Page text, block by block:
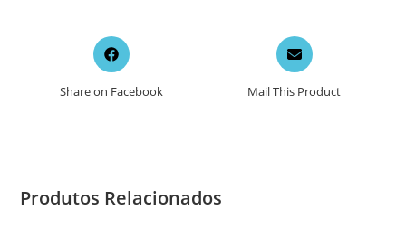
Opens
in
new
Share on Facebook
Opens
in
a
new
Mail This Product
Produtos Relacionados